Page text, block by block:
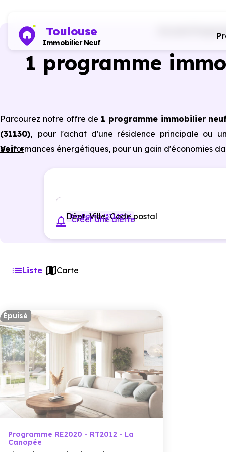
Toulouse
Immobilier Neuf
1 programme
Parcourez notre offre de 1 programme immobilier
(31130), pour l'achat d'une résidence principale ou
performances énergétiques, pour un gain d'économies
Voir +
Dépt, Ville, Code postal
Pin-Balma (31130)
Créer une alerte
Liste Carte
Épuisé
Programme RE2020 - RT2012 - La
Canopée